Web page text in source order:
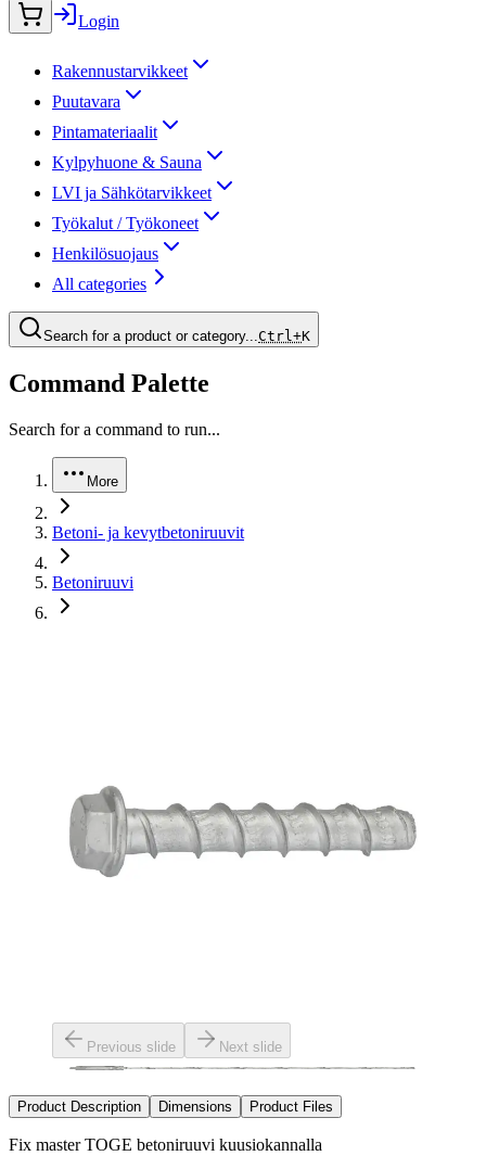
Login
Rakennustarvikkeet
Puutavara
Pintamateriaalit
Kylpyhuone & Sauna
LVI ja Sähkötarvikkeet
Työkalut / Työkoneet
Henkilösuojaus
All categories
Search for a product or category...Ctrl+K
Command Palette
Search for a command to run...
More
Betoni- ja kevytbetoniruuvit
Betoniruuvi
Previous slide Next slide
Product Description Dimensions Product Files
Fix master TOGE betoniruuvi kuusiokannalla